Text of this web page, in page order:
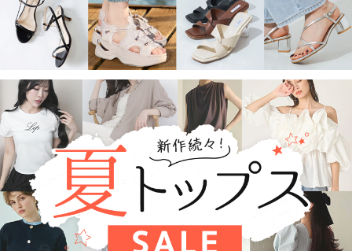
このアイテムを見た人はこれも見ています
現在表示するアイテムはありません。
注目のキャンペーン